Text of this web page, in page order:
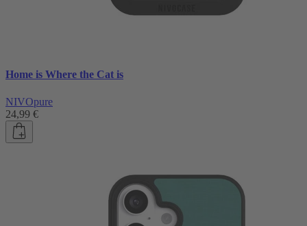
Home is Where the Cat is
NIVOpure
24,99 €